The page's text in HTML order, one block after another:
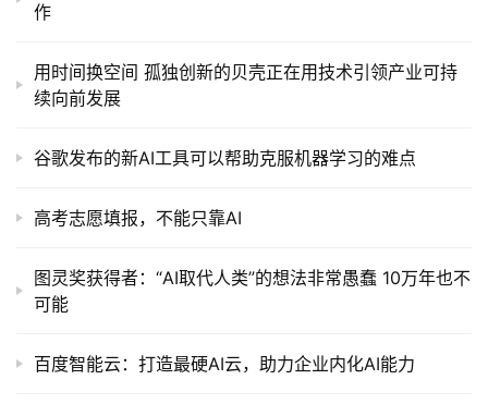
作
用时间换空间 孤独创新的贝壳正在用技术引领产业可持
续向前发展
谷歌发布的新AI工具可以帮助克服机器学习的难点
高考志愿填报，不能只靠AI
图灵奖获得者：“AI取代人类”的想法非常愚蠢 10万年也不
可能
百度智能云：打造最硬AI云，助力企业内化AI能力